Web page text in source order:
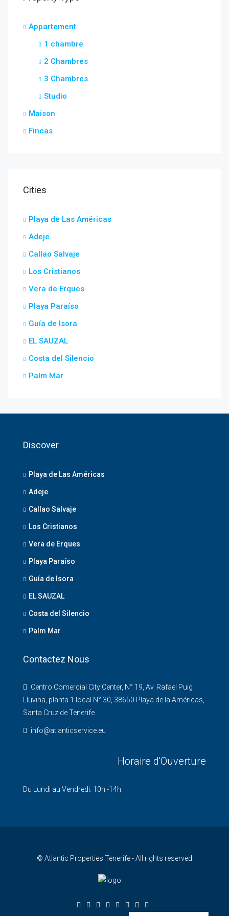
Appartement
1 chambre
2 Chambres
3 Chambres
Studio
Maison
Fincas
Cities
Playa de Las Américas
Adeje
Callao Salvaje
Los Cristianos
Vera de Erques
Playa Paraíso
Guía de Isora
EL SAUZAL
Costa del Silencio
Palm Mar
Discover
Playa de Las Américas
Adeje
Callao Salvaje
Los Cristianos
Vera de Erques
Playa Paraíso
Guía de Isora
EL SAUZAL
Costa del Silencio
Palm Mar
Contactez Nous
Centro Comercial City Center, N° 19, Av. Rafael Puig
Lluvina, planta 1 local N° 30, 38650 Playa de la Américas,
Santa Cruz de Tenerife
info@atlanticservice.eu
Horaire d'Ouverture
Du Lundi au Vendredi: 10h -14h
© Atlantic Properties Tenerife - All rights reserved